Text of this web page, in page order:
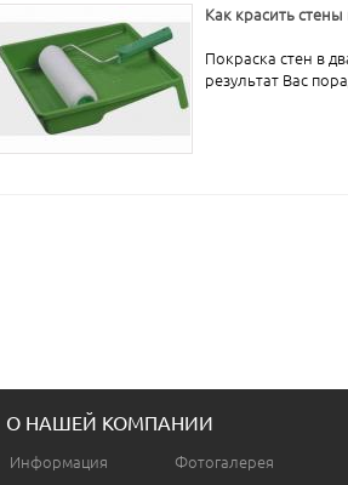
Как красить
Покраска стен в
результат Вас
О НАШЕЙ КОМПАНИИ
Информация
Фотогалерея